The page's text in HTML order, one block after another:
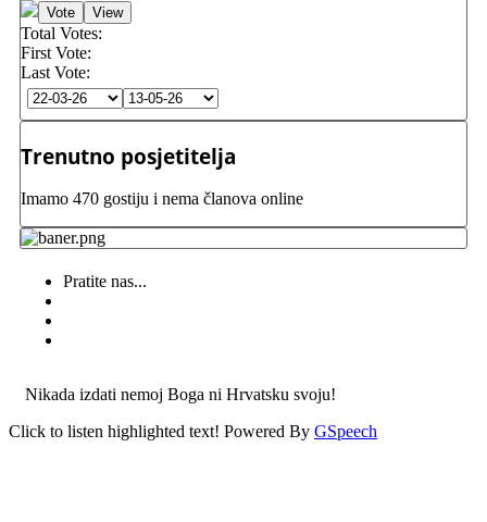
Total Votes:
First Vote:
Last Vote:
Trenutno posjetitelja
Imamo 470 gostiju i nema članova online
Pratite nas...
Nikada izdati nemoj Boga ni Hrvatsku svoju!
Click to listen highlighted text! Powered By GSpeech